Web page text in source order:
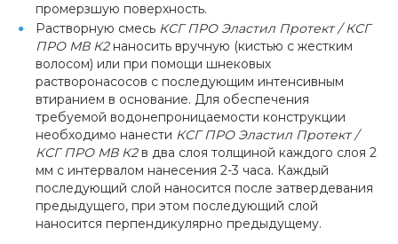
промерзшую поверхность.
Растворную смесь КСГ ПРО Эластил Протект / КСГ
ПРО МВ К2наносить вручную (кистью с жестким
волосом) или при помощи шнековых
растворонасосов с последующим интенсивным
втиранием в основание. Для обеспечения
требуемой водонепроницаемости конструкции
необходимо нанести КСГ ПРО Эластил Протект /
КСГ ПРО МВ К2 в два слоя толщиной каждого слоя 2
мм с интервалом нанесения 2-3 часа. Каждый
последующий слой наносится после затвердевания
предыдущего, при этом последующий слой
наносится перпендикулярно предыдущему.